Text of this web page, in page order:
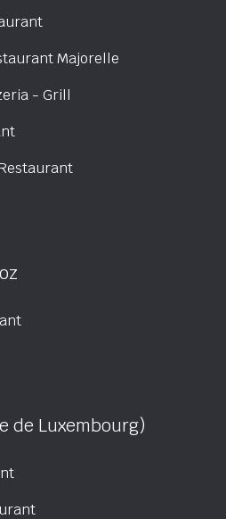
Majorelle
- Grill
de Luxembourg)